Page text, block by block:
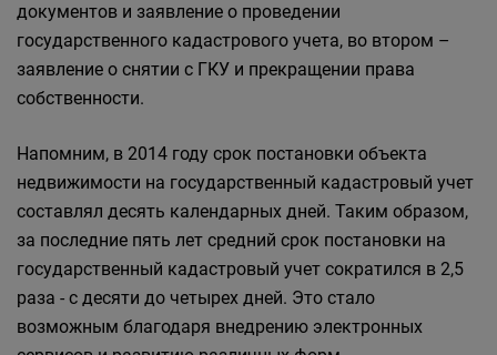
документов и заявление о проведении
государственного кадастрового учета, во втором –
заявление о снятии с ГКУ и прекращении права
собственности.
Напомним, в 2014 году срок постановки объекта
недвижимости на государственный кадастровый учет
составлял десять календарных дней. Таким образом,
за последние пять лет средний срок постановки на
государственный кадастровый учет сократился в 2,5
раза - с десяти до четырех дней. Это стало
возможным благодаря внедрению электронных